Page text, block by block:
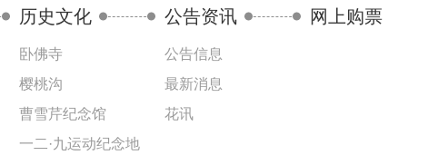
历史文化
卧佛寺
樱桃沟
曹雪芹纪念馆
一二·九运动纪念地
公告资讯
公告信息
最新消息
花讯
网上购票